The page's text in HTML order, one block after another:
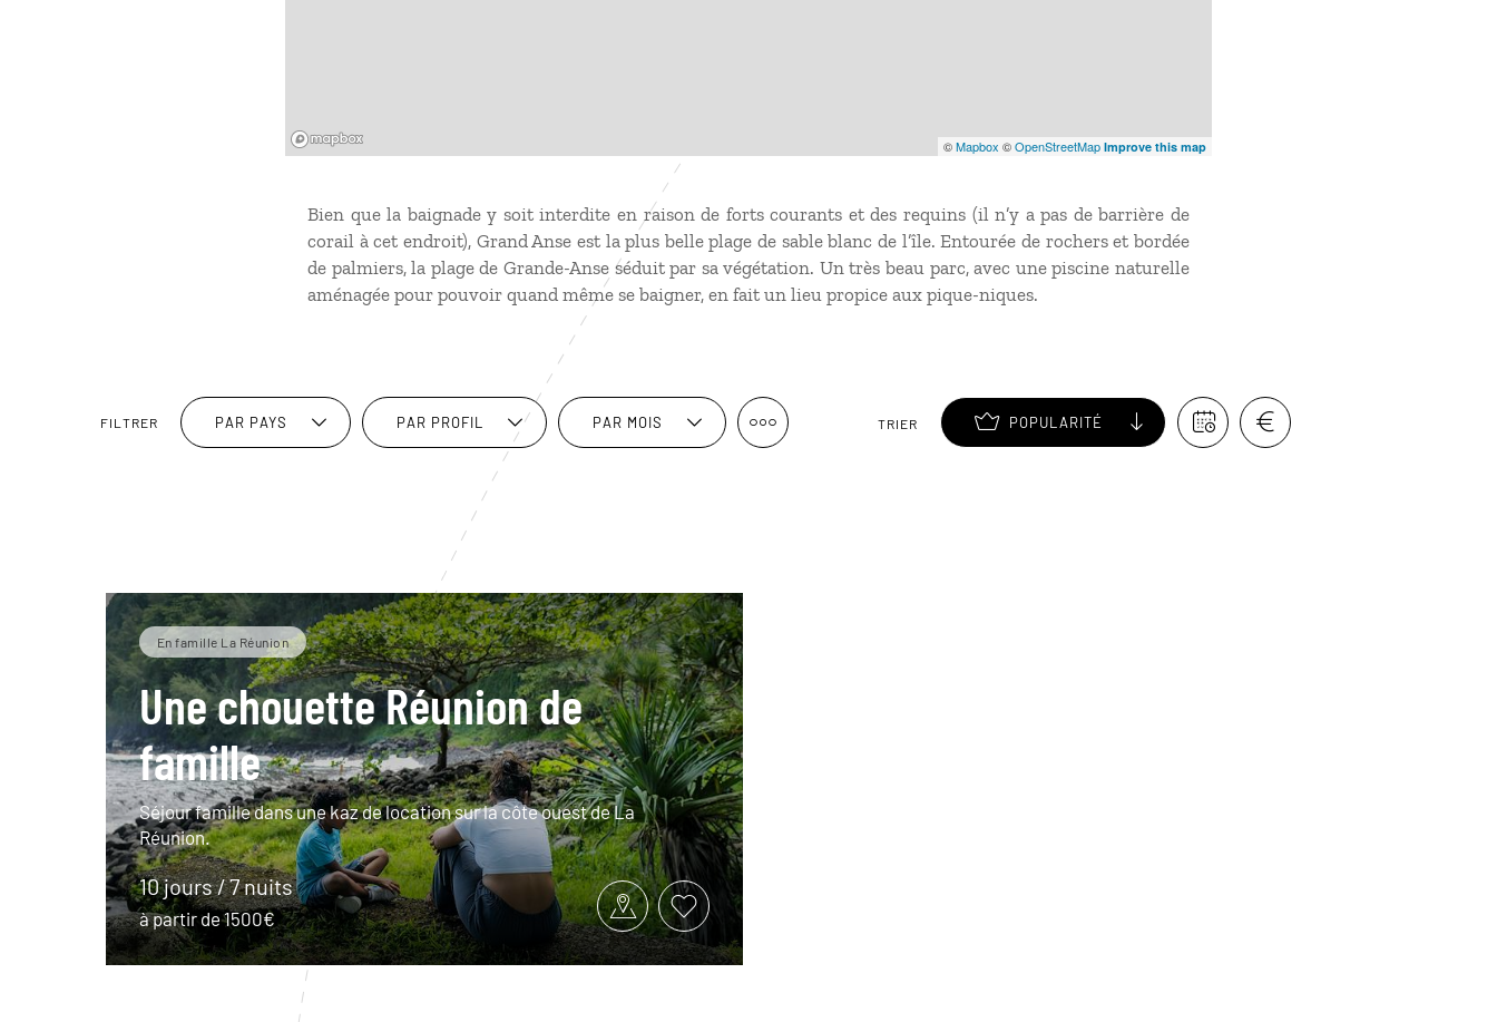
©Mapbox ©OpenStreetMap Improve this map
Bien que la baignade y soit interdite en raison de forts courants et des requins (il n’y a pas de barrière de
corail à cet endroit), Grand Anse est la plus belle plage de sable blanc de l’île. Entourée de rochers et bordée
de palmiers, la plage de Grande-Anse séduit par sa végétation. Un très beau parc, avec une piscine naturelle
aménagée pour pouvoir quand même se baigner, en fait un lieu propice aux pique-niques.
FILTRER PAR PAYS PAR PROFIL PAR MOIS TRIER POPULARITÉ
En famille La Réunion
Une chouette Réunion de
famille
Séjour famille dans une kaz de location sur la côte ouest de La
Réunion.
10 jours / 7 nuits
à partir de 1500€